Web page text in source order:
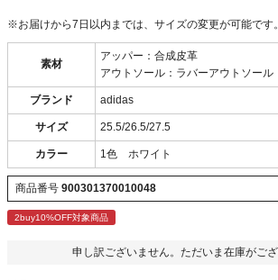
※お届けから7日以内までは、サイズの変更が可能です。
素材
アッパー：合成皮革
アウトソール：ラバーアウトソール
ブランド adidas
サイズ 25.5/26.5/27.5
カラー 1色 ホワイト
商品番号 900301370010048
2buy10%OFF対象商品
申し訳ございません。ただいま在庫がござ